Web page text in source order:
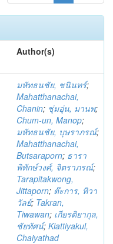
Author(s)
มหัทธนชัย, ชนินทร์;
Mahatthanachai,
Chanin; ชุ่มอุ่น, มานพ;
Chum-un, Manop;
มหัทธนชัย, บุษราภรณ์;
Mahatthanachai,
Butsaraporn; ธารา
พิทักษ์วงศ์, จิตราภรณ์;
Tarapitakwong,
Jittaporn; ต๊ะการ, ทิวา
วัลย์; Takran,
Tiwawan; เกียรติยากุล,
ชัยทัศน์; Kiattiyakul,
Chaiyathad